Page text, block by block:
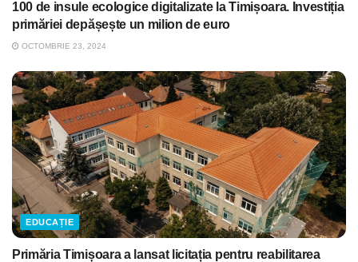
100 de insule ecologice digitalizate la Timișoara. Investiția
primăriei depășește un milion de euro
OCTOMBRIE 23, 2024
EDUCAȚIE
Primăria Timișoara a lansat licitația pentru reabilitarea